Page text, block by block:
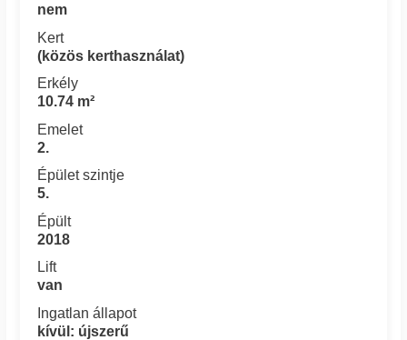
nem
Kert
(közös kerthasználat)
Erkély
10.74 m²
Emelet
2.
Épület szintje
5.
Épült
2018
Lift
van
Ingatlan állapot
kívül: újszerű